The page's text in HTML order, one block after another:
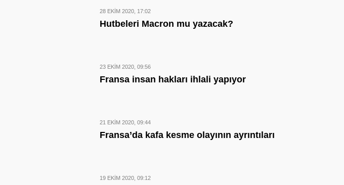
28 EKIM 2020, 17:02
Hutbeleri Macron mu yazacak?
23 EKIM 2020, 09:56
Fransa insan hakları ihlali yapıyor
21 EKIM 2020, 09:44
Fransa’da kafa kesme olayının ayrıntıları
19 EKIM 2020, 09:12